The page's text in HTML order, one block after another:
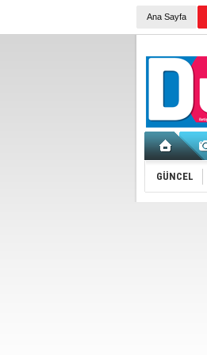
Ana Sayfa
GÜNCEL